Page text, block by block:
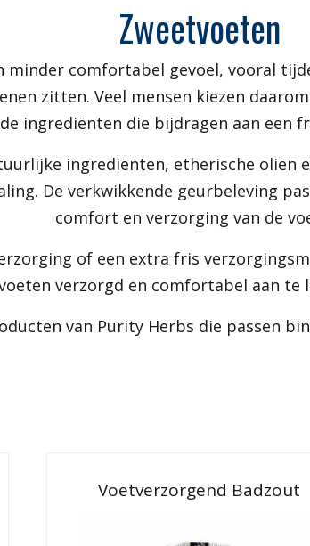
Zweetvoeten
minder comfortabel gevoel, vooral
zitten. Veel mensen kiezen
ingrediënten die bijdragen aan een
ingrediënten, etherische oliën
De verkwikkende geurbeleving
comfort en verzorging van de
of een extra fris
verzorgd en comfortabel aan te
van Purity Herbs die passen
Voetverzorgend Badzout